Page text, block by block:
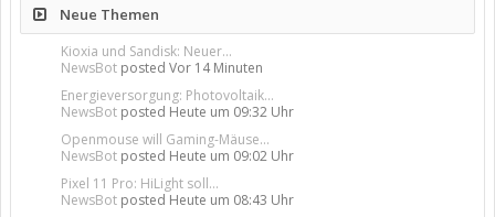
Neue Themen
Kioxia und Sandisk: Neuer...
NewsBot posted Vor 14 Minuten
Energieversorgung: Photovoltaik...
NewsBot posted Heute um 09:32 Uhr
Openmouse will Gaming-Mäuse...
NewsBot posted Heute um 09:02 Uhr
Pixel 11 Pro: HiLight soll...
NewsBot posted Heute um 08:43 Uhr